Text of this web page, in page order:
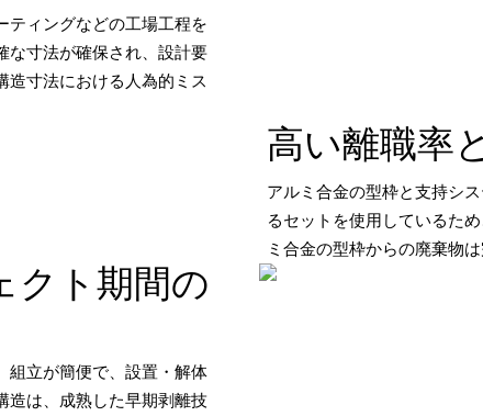
ティングなどの工場工程を
な寸法が確保され、設計要
造寸法における人為的ミス
高い離職率
アルミ合金の型枠と支持シ
るセットを使用しているた
ミ合金の型枠からの廃棄物
クト期間の
組立が簡便で、設置・解体
造は、成熟した早期剥離技